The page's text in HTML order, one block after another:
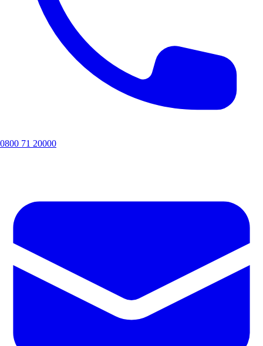
0800 71 20000